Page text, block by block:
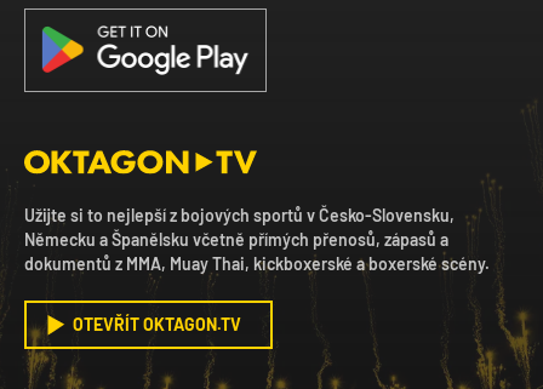
Užijte si to nejlepší z bojových sportů v Česko-Slovensku,
Německu a Španělsku včetně přímých přenosů, zápasů a
dokumentů z MMA, Muay Thai, kickboxerské a boxerské scény.
OTEVŘÍT OKTAGON.TV